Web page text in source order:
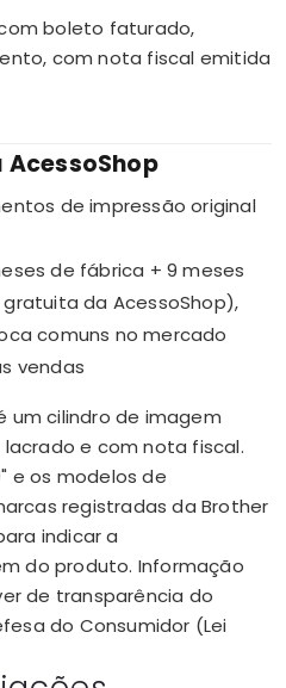
boleto faturado,
com nota fiscal emitida
AcessoShop
de impressão original
de fábrica + 9 meses
da AcessoShop),
comuns no mercado
vendas
um cilindro de imagem
e com nota fiscal.
e os modelos de
registradas da Brother
indicar a
do produto. Informação
de transparência do
do Consumidor (Lei